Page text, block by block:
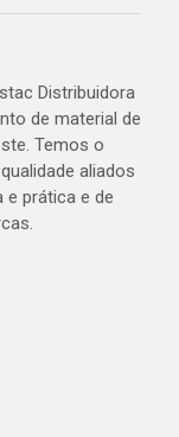
Distribuidora
de material de
Temos o
aliados
e prática e de